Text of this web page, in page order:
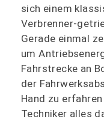
sich einem
Verbrenner-
Gerade einmal
um
Fahrstrecke an
der
Hand zu
Techniker alles